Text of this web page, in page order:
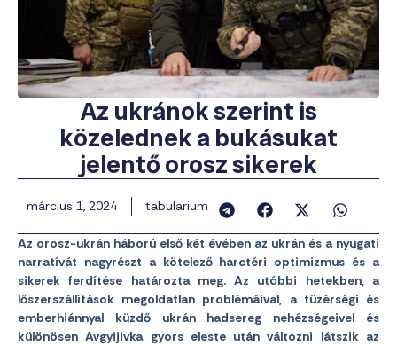
Az ukránok szerint is
közelednek a bukásukat
jelentő orosz sikerek
március 1, 2024 tabularium
Az orosz-ukrán háború első két évében az ukrán és a nyugati
narratívát nagyrészt a kötelező harctéri optimizmus és a
sikerek ferdítése határozta meg. Az utóbbi hetekben, a
lőszerszállítások megoldatlan problémáival, a tüzérségi és
emberhiánnyal küzdő ukrán hadsereg nehézségeivel és
különösen Avgyijivka gyors eleste után változni látszik az